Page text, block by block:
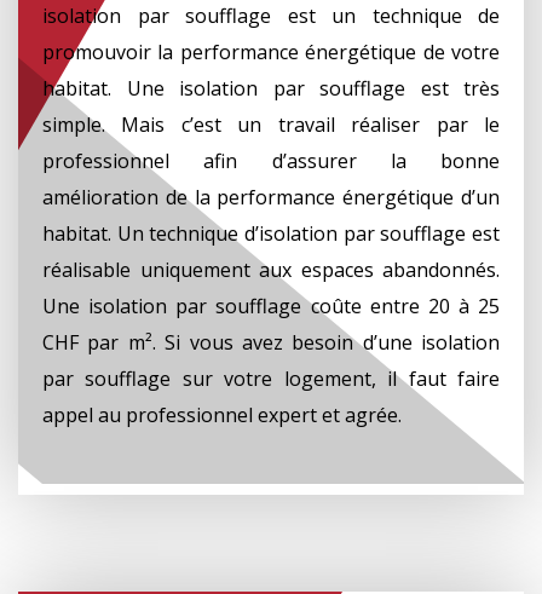
isolation par soufflage est un technique de
promouvoir la performance énergétique de votre
habitat. Une isolation par soufflage est très
simple. Mais c’est un travail réaliser par le
professionnel afin d’assurer la bonne
amélioration de la performance énergétique d’un
habitat. Un technique d’isolation par soufflage est
réalisable uniquement aux espaces abandonnés.
Une isolation par soufflage coûte entre 20 à 25
CHF par m². Si vous avez besoin d’une isolation
par soufflage sur votre logement, il faut faire
appel au professionnel expert et agrée.